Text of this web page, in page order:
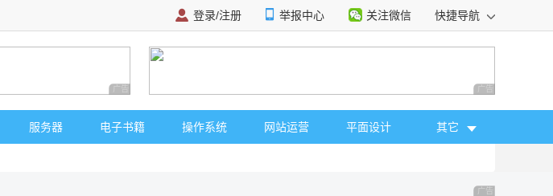
登录/注册 举报中心 关注微信 快捷导航
广告 商业广告，理性选择 广告 商业广告，理
服务器 电子书籍 操作系统 网站运营 平面设计 其它
广告 商业广告，理